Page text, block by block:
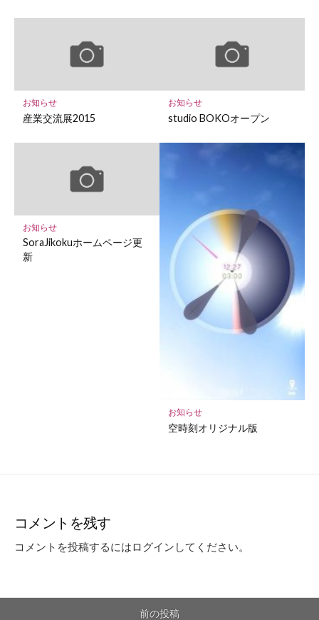
お知らせ
産業交流展2015
お知らせ
studio BOKOオープン
お知らせ
SoraJikokuホームページ更
新
お知らせ
空時刻オリジナル版
コメントを残す
コメントを投稿するにはログイン してください。
前の投稿